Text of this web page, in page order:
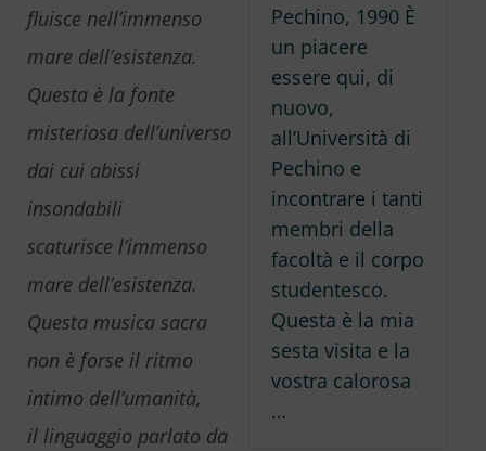
fluisce nell’immenso
mare dell’esistenza.
Questa è la fonte
misteriosa dell’universo
dai cui abissi
insondabili
scaturisce l’immenso
mare dell’esistenza.
Questa musica sacra
non è forse il ritmo
intimo dell’umanità,
il linguaggio parlato da
Pechino, 1990 È
un piacere
essere qui, di
nuovo,
all’Università di
Pechino e
incontrare i tanti
membri della
facoltà e il corpo
studentesco.
Questa è la mia
sesta visita e la
vostra calorosa
…